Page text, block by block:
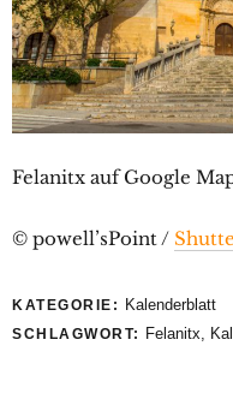
Felanitx auf Google
© powell’sPoint /
KATEGORIE: Kalenderblatt
SCHLAGWORT: Felanitx,